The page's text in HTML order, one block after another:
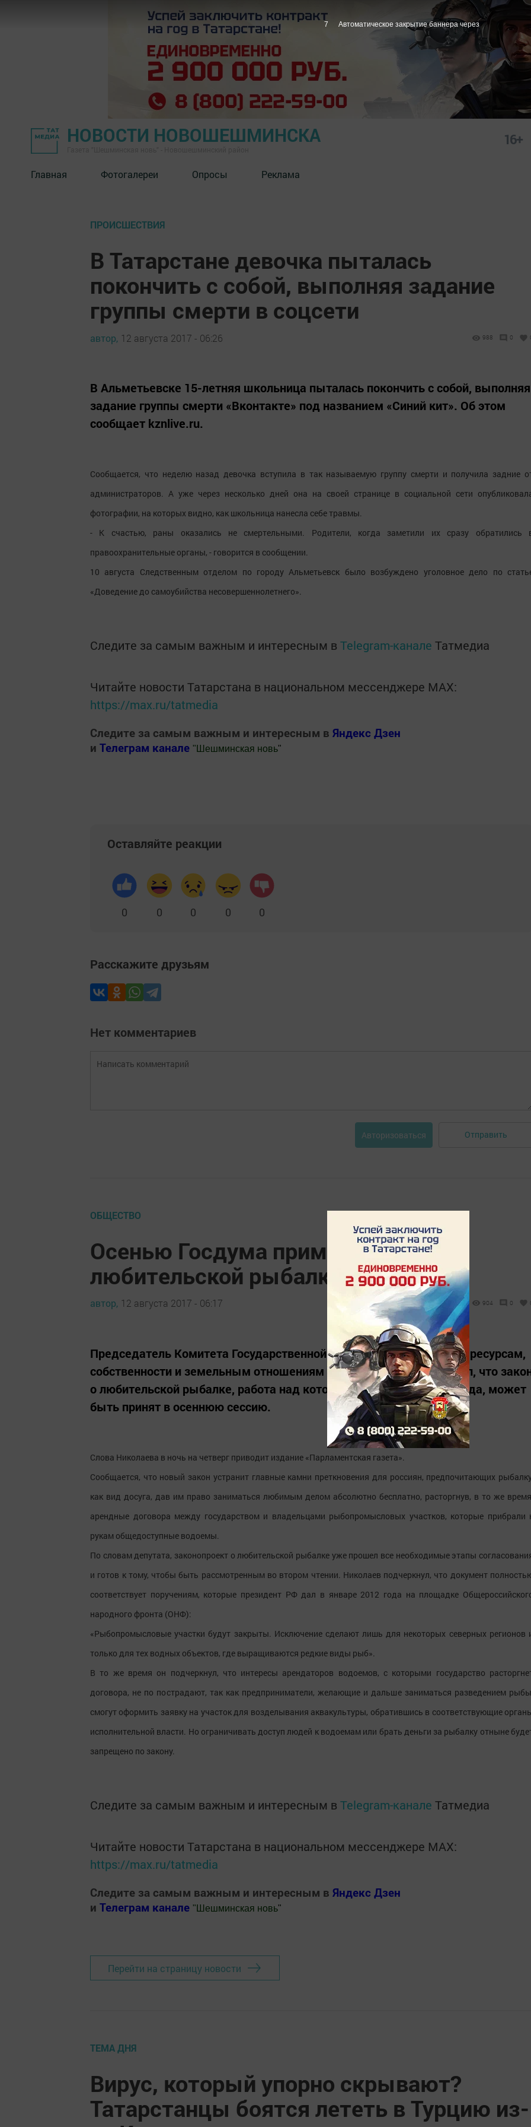
НОВОСТИ НОВОШЕШМИНСКА 16+
Главная Фотогалереи Опросы Реклама
ПРОИСШЕСТВИЯ
В Татарстане девочка пыталась
покончить с собой, выполняя задание
группы смерти в соцсети
автор, 12 августа 2017 - 06:26 988 0
В Альметьевске 15-летняя школьница пыталась покончить с собой, выполняя
задание группы смерти «Вконтакте» под названием «Синий кит». Об этом
сообщает kznlive.ru.
Сообщается, что неделю назад девочка вступила в так называемую группу смерти и получила задние
администраторов. А уже через несколько дней она на своей странице в социальной сети
фотографии, на которых видно, как школьница нанесла себе травмы.
- К счастью, раны оказались не смертельными. Родители, когда заметили их сразу обратились
правоохранительные органы, - говорится в сообщении.
10 августа Следственным отделом по городу Альметьевск было возбуждено уголовное дело по
«Доведение до самоубийства несовершеннолетнего».
Следите за самым важным и интересным в Telegram-канале Татмедиа
Читайте новости Татарстана в национальном мессенджере MАХ:
https://max.ru/tatmedia
Следите за самым важным и интересным в Яндекс Дзен
и Телеграм канале " Шешминская новь"
Оставляйте реакции
0 0 0 0 0
Расскажите друзьям
Нет комментариев
Авторизоваться Отправить
ОБЩЕСТВО
Осенью Госдума примет закон о
любительской рыбалке
автор, 12 августа 2017 - 06:17 904 0
Председатель Комитета Государственной думы РФ по природным ресурсам,
собственности и земельным отношениям Николай Николаев заявил, что
о любительской рыбалке, работа над которым идет уже четыре года, может
быть принят в осеннюю сессию.
Слова Николаева в ночь на четверг приводит издание «Парламентская газета».
Сообщается, что новый закон устранит главные камни преткновения для россиян, предпочитающих
как вид досуга, дав им право заниматься любимым делом абсолютно бесплатно, расторгнув, в то же
арендные договора между государством и владельцами рыбопромысловых участков, которые прибрали
рукам общедоступные водоемы.
По словам депутата, законопроект о любительской рыбалке уже прошел все необходимые этапы
и готов к тому, чтобы быть рассмотренным во втором чтении. Николаев подчеркнул, что документ
соответствует поручениям, которые президент РФ дал в январе 2012 года на площадке
народного фронта (ОНФ):
«Рыбопромысловые участки будут закрыты. Исключение сделают лишь для некоторых северных регионов
только для тех водных объектов, где выращиваются редкие виды рыб».
В то же время он подчеркнул, что интересы арендаторов водоемов, с которыми государство
договора, не по пострадают, так как предприниматели, желающие и дальше заниматься разведением
смогут оформить заявку на участок для возделывания аквакультуры, обратившись в соответствующие
исполнительной власти. Но ограничивать доступ людей к водоемам или брать деньги за рыбалку отныне
запрещено по закону.
Следите за самым важным и интересным в Telegram-канале Татмедиа
Читайте новости Татарстана в национальном мессенджере MАХ:
https://max.ru/tatmedia
Следите за самым важным и интересным в Яндекс Дзен
и Телеграм канале " Шешминская новь"
Перейти на страницу новости
ТЕМА ДНЯ
Вирус, который упорно скрывают?
Татарстанцы боятся лететь в Турцию из-
6 Автоматическое закрытие баннера через